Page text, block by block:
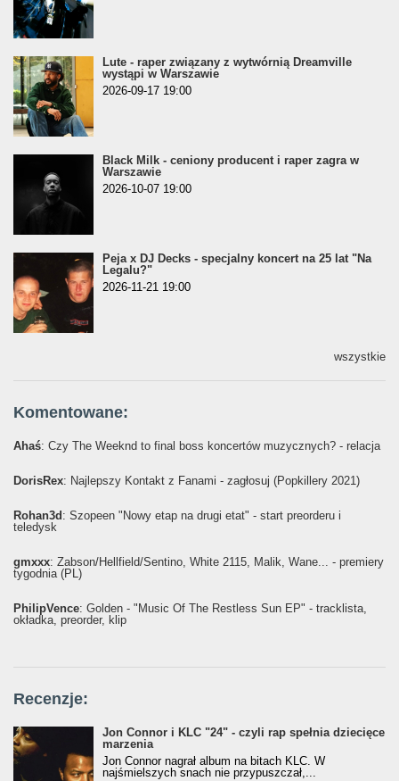
Lute - raper związany z wytwórnią Dreamville
wystąpi w Warszawie
2026-09-17 19:00
Black Milk - ceniony producent i raper zagra w
Warszawie
2026-10-07 19:00
Peja x DJ Decks - specjalny koncert na 25 lat "Na
Legalu?"
2026-11-21 19:00
wszystkie
Komentowane:
Ahaś: Czy The Weeknd to final boss koncertów muzycznych? - relacja
DorisRex: Najlepszy Kontakt z Fanami - zagłosuj (Popkillery 2021)
Rohan3d: Szopeen "Nowy etap na drugi etat" - start preorderu i
teledysk
gmxxx: Żabson/Hellfield/Sentino, White 2115, Malik, Wane... - premiery
tygodnia (PL)
PhilipVence: Golden - "Music Of The Restless Sun EP" - tracklista,
okładka, preorder, klip
Recenzje:
Jon Connor i KLC "24" - czyli rap spełnia dziecięce
marzenia
Jon Connor nagrał album na bitach KLC. W
najśmielszych snach nie przypuszczał,...